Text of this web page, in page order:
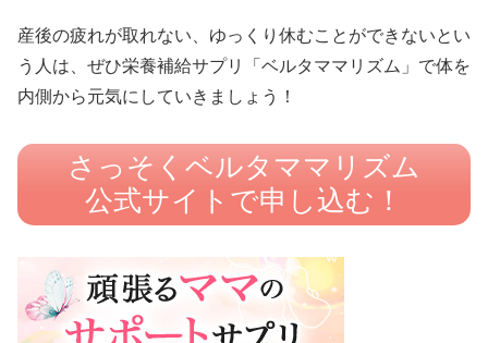
産後の疲れが取れない、ゆっくり休むことができないとい
う人は、ぜひ栄養補給サプリ「ベルタママリズム」で体を
内側から元気にしていきましょう！
さっそくベルタママリズム
公式サイトで申し込む！